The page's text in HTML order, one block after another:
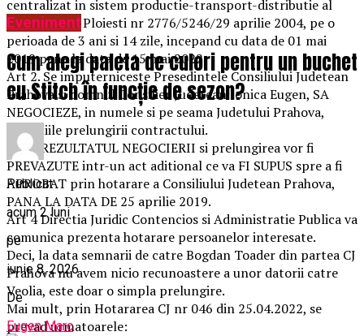
centralizat in sistem productie-transport-distributie al
Municipiului Ploiesti nr 2776/5246/29 aprilie 2004, pe o
perioada de 3 ani si 14 zile, incepand cu data de 01 mai
2019 pana la data de 15 mai 2022.
Art 2. Se imputerniceste Presedintele Consiliului Judetean
Prahova si domnul Consilier Judetean Ionica Eugen, SA
NEGOCIEZE, in numele si pe seama Judetului Prahova,
conditiile prelungirii contractului.
Art 3 REZULTATUL NEGOCIERII si prelungirea vor fi
PREVAZUTE intr-un act aditional ce va FI SUPUS spre a fi
APROBAT prin hotarare a Consiliului Judetean Prahova,
PANA LA DATA DE 25 aprilie 2019.
Art 4 Directia Juridic Contencios si Administratie Publica va
comunica prezenta hotarare persoanelor interesate.
Deci, la data semnarii de catre Bogdan Toader din partea CJ
Prahova nu avem nicio recunoastere a unor datorii catre
Veolia, este doar o simpla prelungire.
Mai mult, prin Hotararea CJ nr 046 din 25.04.2022, se
prevad urmatoarele:
Eveniment
Cum alegi paleta de culori pentru un buchet
cu Stitch în funcție de sezon?
Publicat
acum 2 luni
pe
iunie 8, 2026
De
Eugen Marc